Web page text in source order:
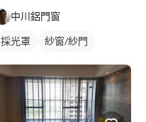
中川鋁門窗
採光罩 紗窗/紗門